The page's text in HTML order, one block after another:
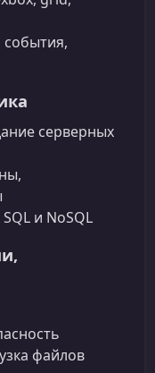
события,
серверных
и NoSQL
файлов